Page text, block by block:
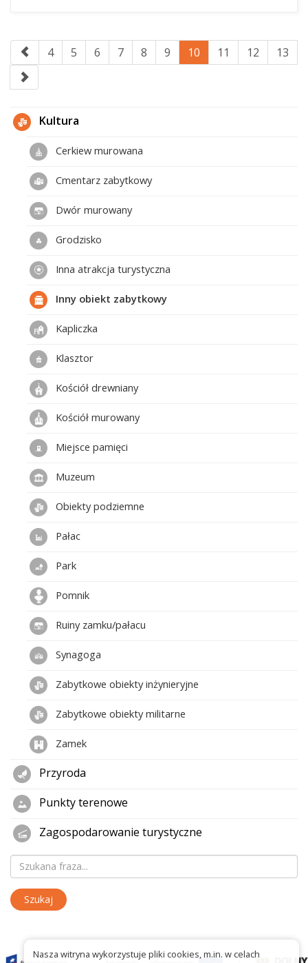
4 5 6 7 8 9 10 11 12 13
Kultura
Cerkiew murowana
Cmentarz zabytkowy
Dwór murowany
Grodzisko
Inna atrakcja turystyczna
Inny obiekt zabytkowy
Kapliczka
Klasztor
Kościół drewniany
Kościół murowany
Miejsce pamięci
Muzeum
Obiekty podziemne
Pałac
Park
Pomnik
Ruiny zamku/pałacu
Synagoga
Zabytkowe obiekty inżynieryjne
Zabytkowe obiekty militarne
Zamek
Przyroda
Punkty terenowe
Zagospodarowanie turystyczne
Nasza witryna wykorzystuje pliki cookies, m.in. w celach